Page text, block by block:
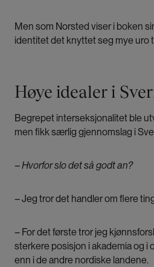
Men som Norsted viser i boken
identitet det knyttet seg mye uro
Høye idealer i
Begrepet interseksjonalitet ble
men fikk særlig gjennomslag i
– Hvorfor slo det så godt an?
– Jeg tror det handler om flere
– For det første tror jeg
sterkere posisjon i akademia og i
enn i de andre nordiske landene.